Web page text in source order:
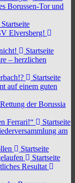
Borussen-Tor und
Startseite
Elversberg!
Startseite
– herzlichen
Startseite
auf einem guten
der Borussia
Ferrari!“
Startseite
am
Startseite
Startseite
Resultat